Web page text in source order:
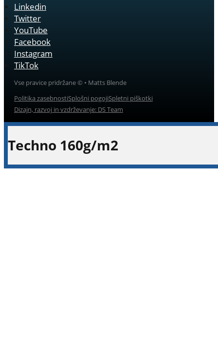
Linkedin
Twitter
YouTube
Facebook
Instagram
TikTok
Vse pravice pridržane © • Matts Blende
Politika zasebnostiSplošni pogojiSpletni piškotki
Dizajn, razvoj in vzdrževanje: DS Team
Techno 160g/m2